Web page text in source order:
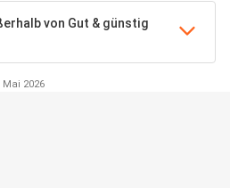
von Gut & günstig
2026